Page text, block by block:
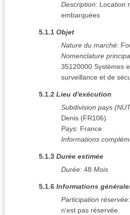
Description: Location
embarquées
5.1.1 Objet
Nature du marché:
Nomenclature
35120000 Systèmes
surveillance et de
5.1.2 Lieu d'exécution
Subdivision pays
Denis (FR106)
Pays: France
Informations
5.1.3 Durée estimée
Durée: 48 Mois
5.1.6 Informations
Participation réservée:
n'est pas réservée.